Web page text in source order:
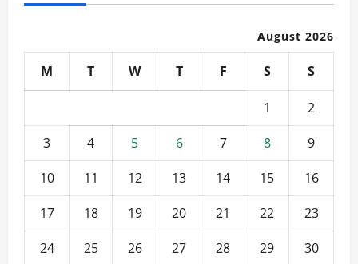
August 2026
M T W T F S S
1
2
3
4 5 6 7 8
9
10
11 12 13 14 15
16
17
18 19 20 21 22
23
24
25 26 27 28 29
30